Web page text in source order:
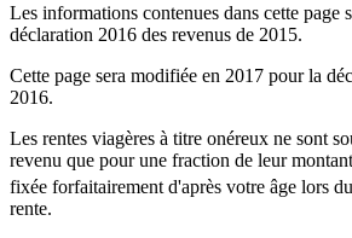
Les informations contenues dans cette page
déclaration 2016 des revenus de 2015.
Cette page sera modifiée en 2017 pour la
2016.
Les rentes viagères à titre onéreux ne sont
revenu que pour une fraction de leur
fixée forfaitairement d'après votre âge lors
rente.